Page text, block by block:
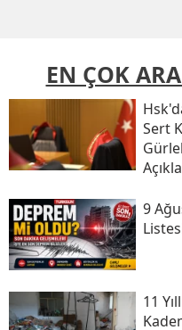
EN ÇOK
Sert
9
11